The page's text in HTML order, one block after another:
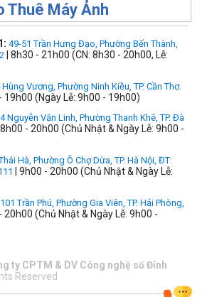
Thuê Máy Ảnh
49-51 Trần Hưng Đạo, Phường Bến Thành,
| 8h30 - 21h00 (CN: 8h30 - 20h00, Lễ:
Hùng Vương, Phường Ninh Kiều, TP. Cần Thơ.
19h00 (Ngày Lễ: 9h00 - 19h00)
Nguyễn Văn Linh, Phường Thanh Khê, TP. Đà
| 8h00 - 20h00 (Chủ Nhật & Ngày Lễ: 9h00 -
Hà, Phường Ô Chợ Dừa, TP. Hà Nội, ĐT:
| 9h00 - 20h00 (Chủ Nhật & Ngày Lễ:
101 Trần Phú, Phường Gia Viên, TP. Hải Phòng,
20h00 (Chủ Nhật & Ngày Lễ: 9h00 -
ty CPTM & DV Công nghệ số Đỉnh
Reserved